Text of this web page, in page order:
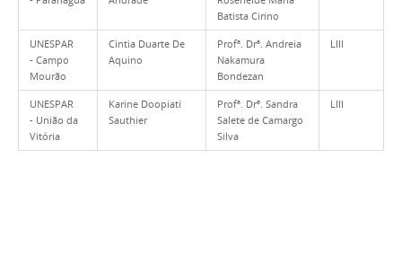
Batista Cirino
UNESPAR
- Campo
Mourão
Cintia Duarte De
Aquino
Profª. Drª. Andreia
Nakamura
Bondezan
LIII
UNESPAR
- União da
Vitória
Karine Doopiati
Sauthier
Profª. Drª. Sandra
Salete de Camargo
Silva
LIII